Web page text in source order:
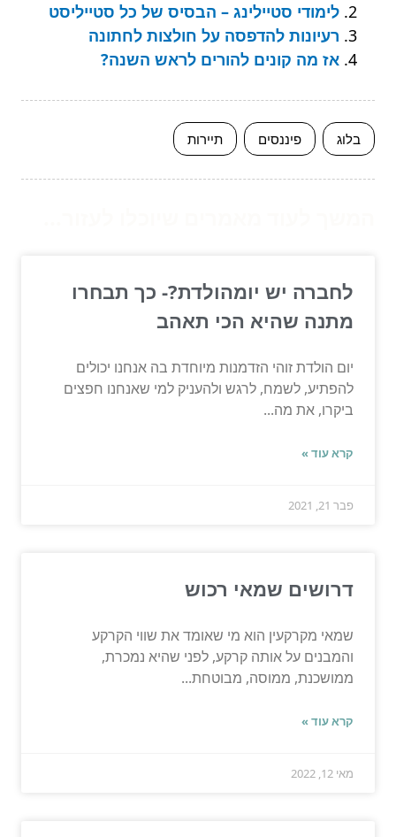
לימודי סטיילינג – הבסיס של כל סטייליסט
רעיונות להדפסה על חולצות לחתונה
אז מה קונים להורים לראש השנה?
בלוג פיננסים תיירות
לחברה יש יומהולדת?- כך תבחרו
מתנה שהיא הכי תאהב
יום הולדת זוהי הזדמנות מיוחדת בה אנחנו יכולים
להפתיע, לשמח, לרגש ולהעניק למי שאנחנו חפצים
ביקרו, את מה...
קרא עוד »
פבר 21, 2021
דרושים שמאי רכוש
שמאי מקרקעין הוא מי שאומד את שווי הקרקע
והמבנים על אותה קרקע, לפני שהיא נמכרת,
ממושכנת, ממוסה, מבוטחת...
קרא עוד »
מאי 12, 2022